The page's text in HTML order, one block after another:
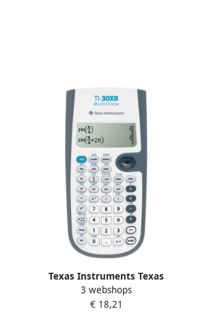
Texas Instruments Texas
wetenschappelijke rekenmachine TI-
30XB Multiview werkt op batterijen
3 webshops
€ 18,21